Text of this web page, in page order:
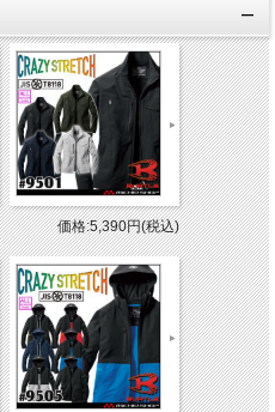
価格:5,390円(税込)